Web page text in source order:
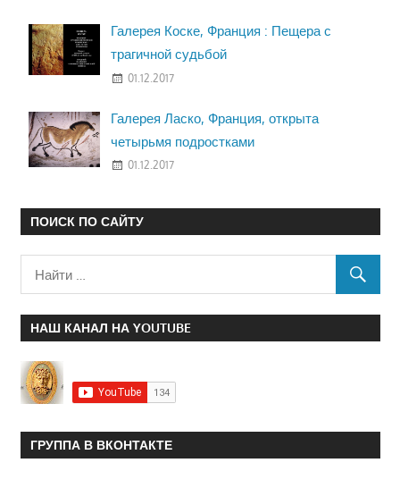
Галерея Коске, Франция : Пещера с
трагичной судьбой
01.12.2017
Галерея Ласко, Франция, открыта
четырьмя подростками
01.12.2017
ПОИСК ПО САЙТУ
НАШ КАНАЛ НА YOUTUBE
ГРУППА В ВКОНТАКТЕ